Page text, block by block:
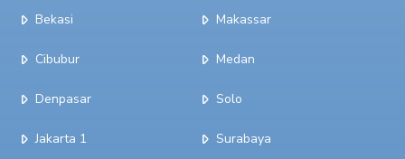
Bekasi
Cibubur
Denpasar
Jakarta 1
Makassar
Medan
Solo
Surabaya